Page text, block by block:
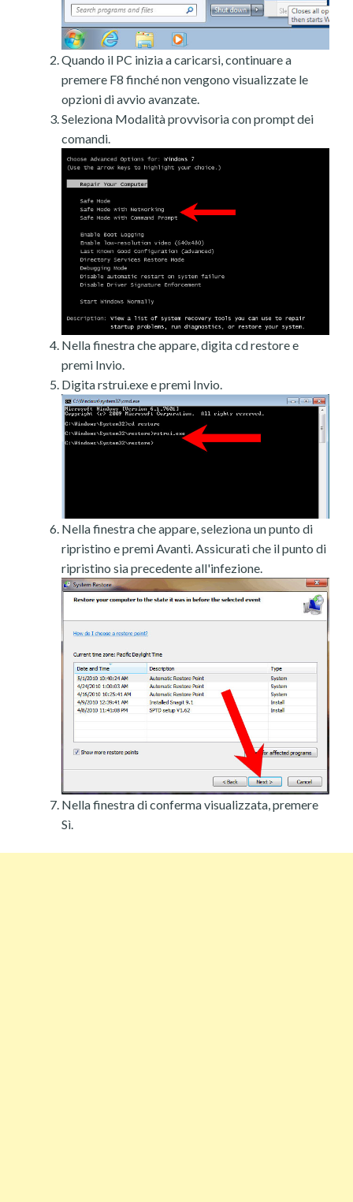
Quando il PC inizia a caricarsi, continuare a
premere F8 finché non vengono visualizzate le
opzioni di avvio avanzate.
Seleziona Modalità provvisoria con prompt dei
comandi.
Nella finestra che appare, digita cd restore e
premi Invio.
Digita rstrui.exe e premi Invio.
Nella finestra che appare, seleziona un punto di
ripristino e premi Avanti. Assicurati che il punto di
ripristino sia precedente all'infezione.
Nella finestra di conferma visualizzata, premere
Sì.